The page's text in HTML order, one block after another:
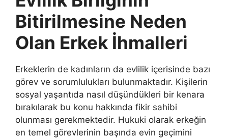
Bitirilmesine Neden
Olan Erkek İhmalleri
Erkeklerin de kadınların da evlilik içerisinde bazı
görev ve sorumlulukları bulunmaktadır. Kişilerin
sosyal yaşantıda nasıl düşündükleri bir kenara
bırakılarak bu konu hakkında fikir sahibi
olunması gerekmektedir. Hukuki olarak erkeğin
en temel görevlerinin başında evin geçimini